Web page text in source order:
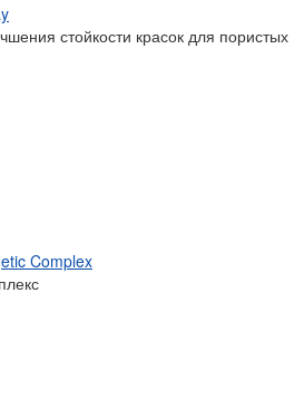
стойкости красок для пористых
Complex